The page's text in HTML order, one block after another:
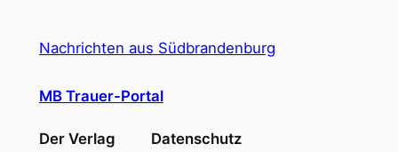
Nachrichten aus Südbrandenburg
MB Trauer-Portal
Der Verlag Datenschutz